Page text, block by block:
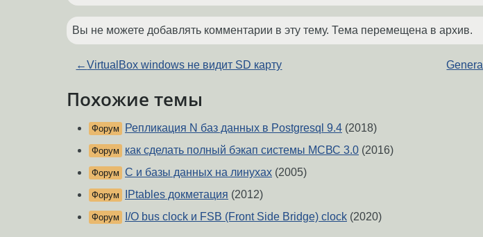
Вы не можете добавлять комментарии в эту тему. Тема перемещена в архив.
←VirtualBox windows не видит SD карту General
Похожие темы
Форум Репликация N баз данных в Postgresql 9.4 (2018)
Форум как сделать полный бэкап системы МСВС 3.0 (2016)
Форум C и базы данных на линухах (2005)
Форум IPtables докметация (2012)
Форум I/O bus clock и FSB (Front Side Bridge) clock (2020)